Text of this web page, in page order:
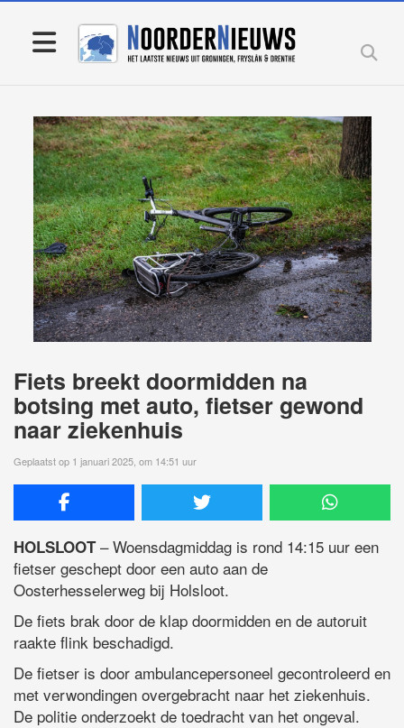
Fiets breekt doormidden na
botsing met auto, fietser gewond
naar ziekenhuis
Geplaatst op 1 januari 2025, om 14:51 uur
HOLSLOOT– Woensdagmiddag is rond 14:15 uur een
fietser geschept door een auto aan de
Oosterhesselerweg bij Holsloot.
De fiets brak door de klap doormidden en de autoruit
raakte flink beschadigd.
De fietser is door ambulancepersoneel gecontroleerd en
met verwondingen overgebracht naar het ziekenhuis.
De politie onderzoekt de toedracht van het ongeval.